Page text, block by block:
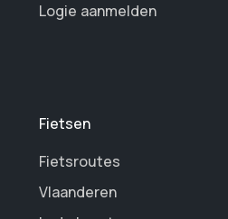
Logie aanmelden
Fietsen
Fietsroutes
Vlaanderen